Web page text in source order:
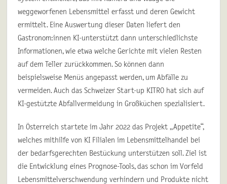
weggeworfenen Lebensmittel erfasst und deren Gewicht
ermittelt. Eine Auswertung dieser Daten liefert den
Gastronom:innen KI-unterstützt dann unterschiedlichste
Informationen, wie etwa welche Gerichte mit vielen Resten
auf dem Teller zurückkommen. So können dann
beispielsweise Menüs angepasst werden, um Abfälle zu
vermeiden. Auch das Schweizer Start-up KITRO hat sich auf
KI-gestützte Abfallvermeidung in Großküchen spezialisiert.
In Österreich startete im Jahr 2022 das Projekt „Appetite“,
welches mithilfe von KI Filialen im Lebensmittelhandel bei
der bedarfsgerechten Bestückung unterstützen soll. Ziel ist
die Entwicklung eines Prognose-Tools, das schon im Vorfeld
Lebensmittelverschwendung verhindern und Produkte nicht